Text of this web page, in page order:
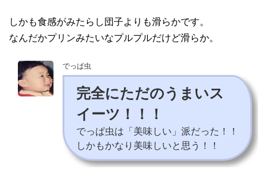
しかも食感がみたらし団子よりも滑らかです。
なんだかプリンみたいなプルプルだけど滑らか。
でっぱ虫
完全にただのうまいス
イーツ！！！
でっぱ虫は「美味しい」派だった！！
しかもかなり美味しいと思う！！